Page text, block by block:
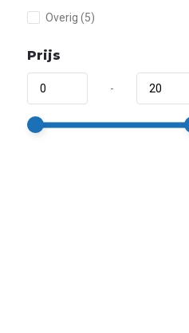
Overig (5)
Prijs
-